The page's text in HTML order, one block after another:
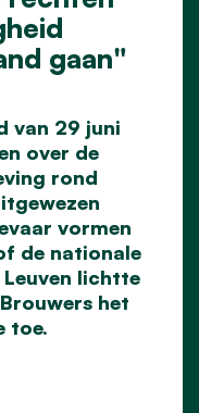
gaan"
van 29 juni
over de
rond
vormen
de nationale
lichtte
het
toe.